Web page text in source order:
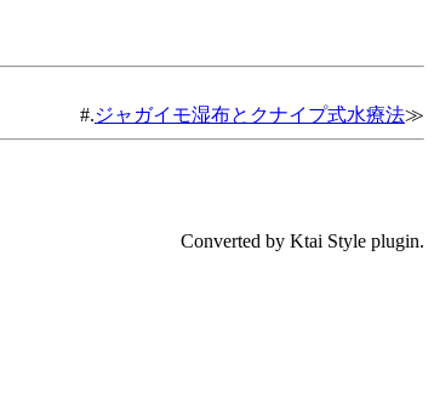
#.ジャガイモ湿布とクナイプ式水療法≫
Converted by Ktai Style plugin.